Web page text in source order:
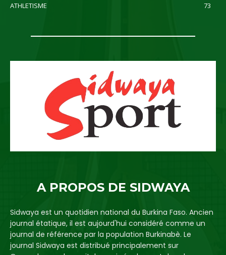
ATHLETISME
73
A PROPOS DE SIDWAYA
Sidwaya est un quotidien national du Burkina Faso. Ancien
journal étatique, il est aujourd'hui considéré comme un
journal de référence par la population Burkinabè. Le
journal Sidwaya est distribué principalement sur